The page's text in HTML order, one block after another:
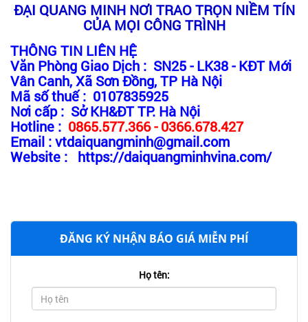
ĐẠI QUANG MINH NƠI TRAO TRỌN NIỀM TÍN
CỦA MỌI CÔNG TRÌNH
THÔNG TIN LIÊN HỆ
Văn Phòng Giao Dịch : SN25 - LK38 - KĐT Mới
Vân Canh, Xã Sơn Đồng, TP Hà Nội
Mã số thuế : 0107835925
Nơi cấp : Sở KH&ĐT TP. Hà Nội
Hotline : 0865.577.366 - 0366.678.427
Email : vtdaiquangminh@gmail.com
Website :
https://daiquangminhvina.com/
ĐĂNG KÝ NHẬN BÁO GIÁ MIỄN PHÍ
Họ tên: